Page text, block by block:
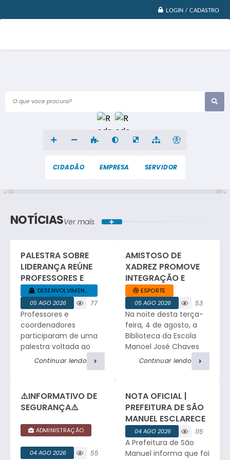
LOGIN / CADASTRO
O que voce procura?
CIDADÃO EMPRESA SERVIDOR
NOTÍCIASVer mais
PALESTRA SOBRE
LIDERANÇA REÚNE
PROFESSORES E
COORDENADORES
DA REDE MUNICIPAL
05 AGO 2026
DESENVOLVIMENTO... +1
77
ões
Professores e
coordenadores
participaram de uma
palestra voltada ao
desenvolvimento da
liderança no ambiente
troca de experiências
e atividades de
integração. César
Ribeiro, Consultor e
iniciou o encontro
Continuar lendo
AMISTOSO DE
XADREZ PROMOVE
INTEGRAÇÃO E
ESPÍRITO ESPORTIVO
EM SÃO MANUEL.
05 AGO 2026
ESPORTE
53
visualizaç
ões
Na noite desta terça-
feira, 4 de agosto, a
Biblioteca da Escola
Manoel José Chaves
sediou um amistoso
tradicional equipe de
São Manuel. O
encontro reuniu
enxadristas em
partidas de alto nível,
proporcionando a
Continuar lendo
⚠️INFORMATIVO DE
SEGURANÇA⚠️
04 AGO 2026
ADMINISTRAÇÃO
55
NOTA OFICIAL |
PREFEITURA DE SÃO
MANUEL ESCLARECE
OCORRÊNCIA DE
FURTO NO
CEMITÉRIO
04 AGO 2026
115
visualizaç
ões
A Prefeitura de São
Manuel informa que foi